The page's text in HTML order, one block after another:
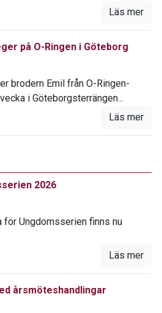
Läs mer
på O-Ringen i Göteborg
brodern Emil från O-Ringen-
i Göteborgsterrängen...
Läs mer
2026
för Ungdomsserien finns nu
Läs mer
årsmöteshandlingar